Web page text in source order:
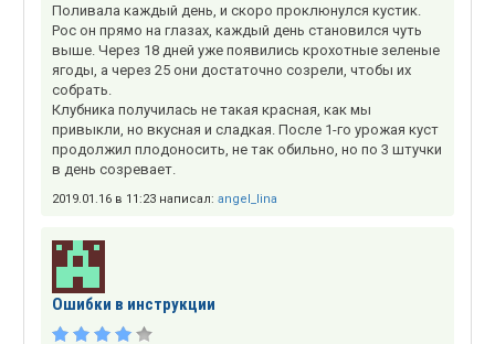
Поливала каждый день, и скоро проклюнулся кустик.
Рос он прямо на глазах, каждый день становился чуть
выше. Через 18 дней уже появились крохотные зеленые
ягоды, а через 25 они достаточно созрели, чтобы их
собрать.
Клубника получилась не такая красная, как мы
привыкли, но вкусная и сладкая. После 1-го урожая куст
продолжил плодоносить, не так обильно, но по 3 штучки
в день созревает.
2019.01.16 в 11:23 написал: angel_lina
Ошибки в инструкции